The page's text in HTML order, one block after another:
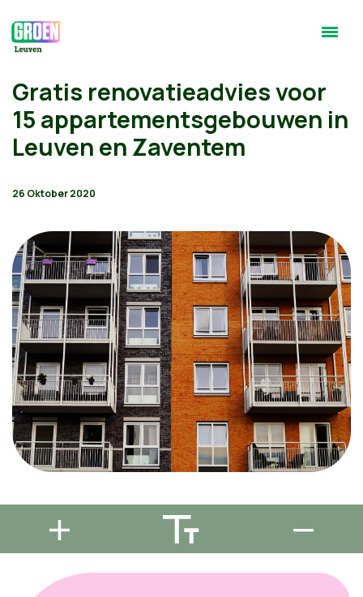
Gratis renovatieadvies voor
15 appartementsgebouwen in
Leuven en Zaventem
26 Oktober 2020